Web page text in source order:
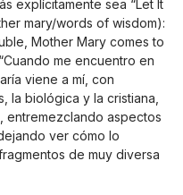
explícitamente sea “Let It
mary/words of wisdom):
Mother Mary comes to
me encuentro en
viene a mí, con
la biológica y la cristiana,
entremezclando aspectos
ver cómo lo
de muy diversa